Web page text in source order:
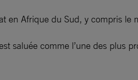
en Afrique du Sud, y compris
saluée comme l’une des plus